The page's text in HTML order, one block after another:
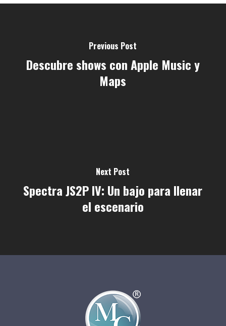
Previous Post
Descubre shows con Apple Music y
Maps
Next Post
Spectra JS2P IV: Un bajo para llenar
el escenario